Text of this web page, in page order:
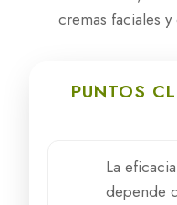
cremas faciales
PUNTOS
La
depende